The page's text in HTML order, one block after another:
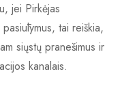
jei Pirkėjas
tai reiškia,
siųstų pranešimus ir
kanalais.